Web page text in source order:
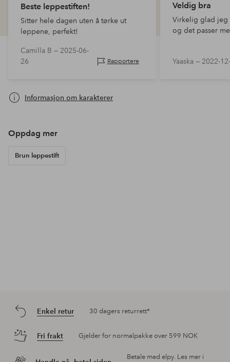
Beste leppestiften!
Sitter hele dagen uten å tørke ut
leppene, perfekt!
Camilla B — 2025-06-
26
Rapportere
Veldig bra
Virkelig glad
og det passer
Yaaska — 2022-
Informasjon om karakterer
Oppdag mer
Brun leppestift
Enkel retur 30 dagers returrett*
Fri frakt Gjelder for normalpakke over 599 NOK
Betale med elpy. Les mer i